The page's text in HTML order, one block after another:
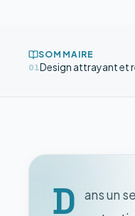
SOMMAIRE
01Design attrayant et
D
ans un